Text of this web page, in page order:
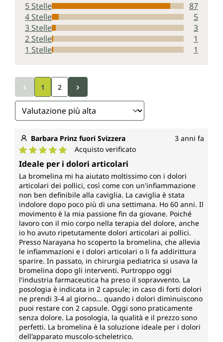
5 Stelle
87
4 Stelle
5
3 Stelle
3
2 Stelle
1
1 Stelle
1
1 2
Barbara Prinz fuori Svizzera 3 anni fa
Valutazione media di 5 su 5 stelle
Acquisto verificato
Ideale per i dolori articolari
La bromelina mi ha aiutato moltissimo con i dolori
articolari dei pollici, così come con un'infiammazione
non ben definibile alla caviglia. La caviglia è stata
indolore dopo poco più di una settimana. Ho 60 anni. Il
movimento è la mia passione fin da giovane. Poiché
lavoro con il mio corpo nella terapia del dolore, anche
io ho avuto ripetutamente dolori articolari ai pollici.
Presso Narayana ho scoperto la bromelina, che allevia
le infiammazioni e i dolori articolari o li fa addirittura
sparire. In passato, in chirurgia pediatrica si usava la
bromelina dopo gli interventi. Purtroppo oggi
l'industria farmaceutica ha preso il sopravvento. La
posologia è indicata in 2 capsule; in caso di forti dolori
ne prendi 3-4 al giorno... quando i dolori diminuiscono
puoi restare con 2 capsule. Oggi sono praticamente
senza dolore. La posologia, la qualità e il prezzo sono
perfetti. La bromelina è la soluzione ideale per i dolori
dell'apparato muscolo-scheletrico.